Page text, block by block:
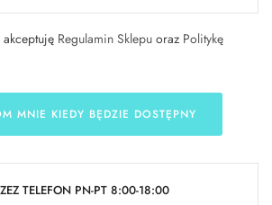
akceptuję Regulamin Sklepu oraz Politykę
MNIE KIEDY BĘDZIE DOSTĘPNY
TELEFON PN-PT 8:00-18:00